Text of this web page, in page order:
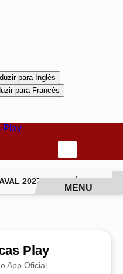
2027 JIU-JÍTSU
MENU
Play
App Oficial